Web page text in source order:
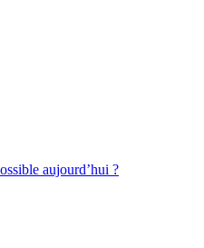
aujourd’hui ?